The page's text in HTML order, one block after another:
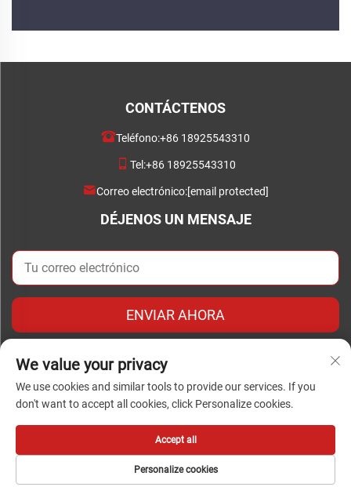
CONTÁCTENOS
Teléfono:+86 18925543310
Tel:+86 18925543310
Correo electrónico:[email protected]
DÉJENOS UN MENSAJE
ENVIAR AHORA
Industrial Automation Co., Ltd. todos los derechos reservados
We value your privacy
We use cookies and similar tools to provide our services. If you
don't want to accept all cookies, click Personalize cookies.
Personalize cookies
Accept all